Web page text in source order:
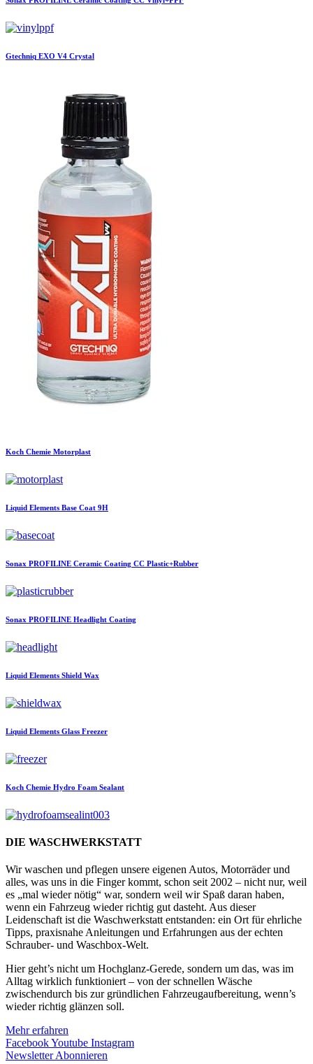
Gtechniq EXO V4 Crystal
Koch Chemie Motorplast
Liquid Elements Base Coat 9H
Sonax PROFILINE Ceramic Coating CC Plastic+Rubber
Sonax PROFILINE Headlight Coating
Liquid Elements Shield Wax
Liquid Elements Glass Freezer
Koch Chemie Hydro Foam Sealant
DIE WASCHWERKSTATT
Wir waschen und pflegen unsere eigenen Autos, Motorräder und
alles, was uns in die Finger kommt, schon seit 2002 – nicht nur, weil
es „mal wieder nötig“ war, sondern weil wir Spaß daran haben,
wenn ein Fahrzeug wieder richtig gut dasteht. Aus dieser
Leidenschaft ist die Waschwerkstatt entstanden: ein Ort für ehrliche
Tipps, praxisnahe Anleitungen und Erfahrungen aus der echten
Schrauber- und Waschbox-Welt.
Hier geht’s nicht um Hochglanz-Gerede, sondern um das, was im
Alltag wirklich funktioniert – von der schnellen Wäsche
zwischendurch bis zur gründlichen Fahrzeugaufbereitung, wenn’s
wieder richtig glänzen soll.
Mehr erfahren
FacebookYoutube Instagram
Newsletter Abonnieren